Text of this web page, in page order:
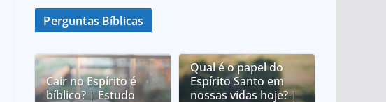
Perguntas Bíblicas
Cair no Espírito é
bíblico? | Estudo
Qual é o papel do
Espírito Santo em
nossas vidas hoje? |